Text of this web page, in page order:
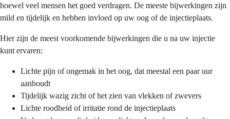
hoewel veel mensen het goed verdragen. De meeste bijwerkingen zijn
mild en tijdelijk en hebben invloed op uw oog of de injectieplaats.
Hier zijn de meest voorkomende bijwerkingen die u na uw injectie
kunt ervaren:
Lichte pijn of ongemak in het oog, dat meestal een paar uur
aanhoudt
Tijdelijk wazig zicht of het zien van vlekken of zwevers
Lichte roodheid of irritatie rond de injectieplaats